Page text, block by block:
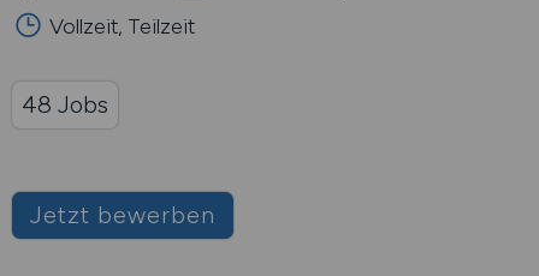
Vollzeit, Teilzeit
Jetzt bewerben
48 Jobs